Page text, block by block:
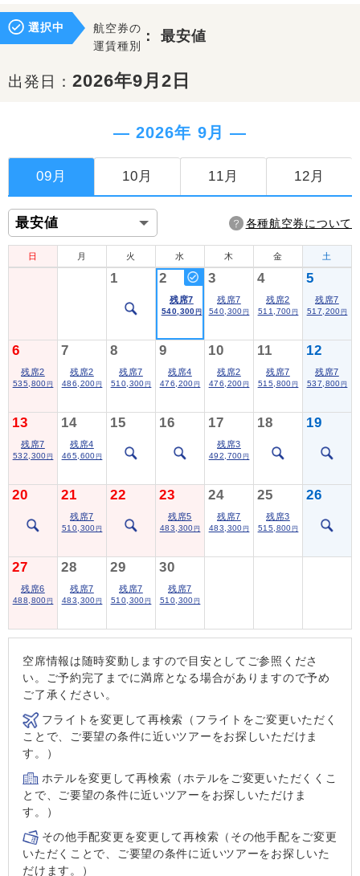
選択中
航空券の
運賃種別
：最安値
出発日： 2026年9月2日
― 2026年 9月 ―
09月 10月 11月 12月
各種航空券について
日 月 火 水 木 金 土
1 2
残席7
540,300 円
3
残席7
540,300 円
4
残席2
511,700 円
5
残席7
517,200 円
6
残席2
535,800 円
7
残席2
486,200 円
8
残席7
510,300 円
9
残席4
476,200 円
10
残席2
476,200 円
11
残席7
515,800 円
12
残席7
537,800 円
13
残席7
532,300 円
14
残席4
465,600 円
15 16 17
残席3
492,700 円
18 19
20 21
残席7
510,300 円
22 23
残席5
483,300 円
24
残席7
483,300 円
25
残席3
515,800 円
26
27
残席6
488,800 円
28
残席7
483,300 円
29
残席7
510,300 円
30
残席7
510,300 円
空席情報は随時変動しますので目安としてご参照くださ
い。ご予約完了までに満席となる場合がありますので予め
ご了承ください。
フライトを変更して再検索（フライトをご変更いただく
ことで、ご要望の条件に近いツアーをお探しいただけま
す。）
ホテルを変更して再検索（ホテルをご変更いただくくこ
とで、ご要望の条件に近いツアーをお探しいただけま
す。）
その他手配変更を変更して再検索（その他手配をご変更
いただくことで、ご要望の条件に近いツアーをお探しいた
だけます。）